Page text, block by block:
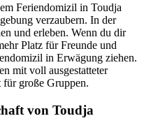
Feriendomizil in Toudja
verzaubern. In der
und erleben. Wenn du dir
Platz für Freunde und
in Erwägung ziehen.
mit voll ausgestatteter
für große Gruppen.
von Toudja